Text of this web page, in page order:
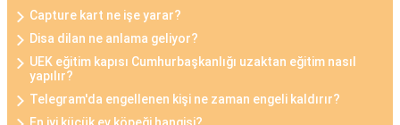
Capture kart ne işe yarar?
Disa dilan ne anlama geliyor?
UEK eğitim kapısı Cumhurbaşkanlığı uzaktan eğitim nasıl
yapılır?
Telegram'da engellenen kişi ne zaman engeli kaldırır?